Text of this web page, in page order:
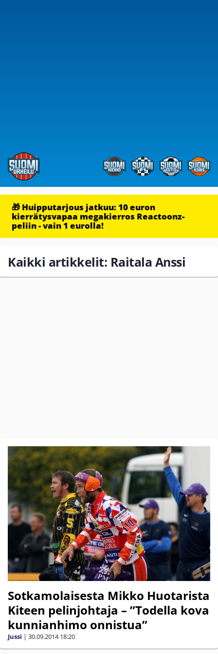
🎁 Huipputarjous jatkuu: 10 euron
kierrätysvapaa megakierros Reactoonz-
peliin - vain 1 eurolla!
Kaikki artikkelit: Raitala Anssi
Sotkamolaisesta Mikko Huotarista
Kiteen pelinjohtaja – ”Todella kova
kunnianhimo onnistua”
Jussi | 30.09.2014 18:20